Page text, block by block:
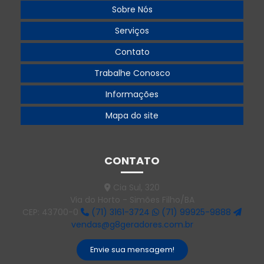
Gerador 360 kva
Gerador 360 kva preço
Gerador 500
Gerador 500 kva
Gerador 500 kva aluguel
Gerador 55 kva preço
Gerador 550 kva
Gerador 550 kva preço
Sobre Nós
Serviços
Contato
Trabalhe Conosco
Informações
Mapa do site
CONTATO
Cia Sul, 320
Via do Horto - Simões Filho/BA
CEP: 43700-0
(71) 3161-3724
(71) 99925-9888
vendas@g8geradores.com.br
Envie sua mensagem!